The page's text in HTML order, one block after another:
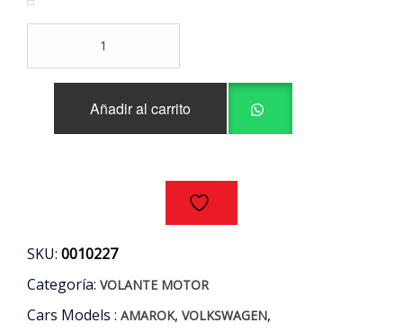
LUK
VOLKSWAGEN
Añadir al carrito
SKU: 0010227
Categoría: VOLANTE MOTOR
Cars Models : AMAROK, VOLKSWAGEN,